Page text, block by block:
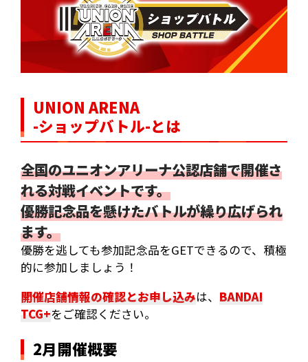
UNION ARENA
-ショップバトル-とは
全国のユニオンアリーナ公認店舗で開催さ
れる対戦イベントです。
優勝記念品を懸けたバトルが繰り広げられ
ます。
優勝を逃しても参加記念品をGETできるので、積極
的に参加しましょう！
開催店舗情報の確認とお申し込みは、 BANDAI
TCG+をご確認ください。
2月開催概要